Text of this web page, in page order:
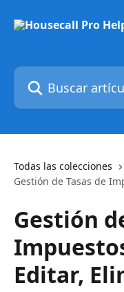
Buscar artículos...
Todas las colecciones
Gestión de Tasas de
Gestión
Editar,